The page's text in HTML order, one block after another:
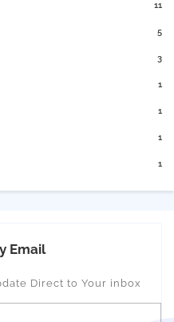
11
5
3
1
1
1
1
Email
Direct to Your inbox